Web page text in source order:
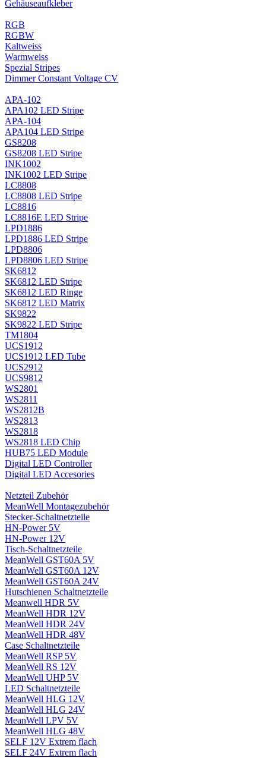
Gehäuseaufkleber
RGB
RGBW
Kaltweiss
Warmweiss
Spezial Stripes
Dimmer Constant Voltage CV
APA-102
APA102 LED Stripe
APA-104
APA104 LED Stripe
GS8208
GS8208 LED Stripe
INK1002
INK1002 LED Stripe
LC8808
LC8808 LED Stripe
LC8816
LC8816E LED Stripe
LPD1886
LPD1886 LED Stripe
LPD8806
LPD8806 LED Stripe
SK6812
SK6812 LED Stripe
SK6812 LED Ringe
SK6812 LED Matrix
SK9822
SK9822 LED Stripe
TM1804
UCS1912
UCS1912 LED Tube
UCS2912
UCS9812
WS2801
WS2811
WS2812B
WS2813
WS2818
WS2818 LED Chip
HUB75 LED Module
Digital LED Controller
Digital LED Accesories
Netzteil Zubehör
MeanWell Montagezubehör
Stecker-Schaltnetzteile
HN-Power 5V
HN-Power 12V
Tisch-Schaltnetzteile
MeanWell GST60A 5V
MeanWell GST60A 12V
MeanWell GST60A 24V
Hutschienen Schaltnetzteile
Meanwell HDR 5V
MeanWell HDR 12V
MeanWell HDR 24V
MeanWell HDR 48V
Case Schaltnetzteile
MeanWell RSP 5V
MeanWell RS 12V
MeanWell UHP 5V
LED Schaltnetzteile
MeanWell HLG 12V
MeanWell HLG 24V
MeanWell LPV 5V
MeanWell HLG 48V
SELF 12V Extrem flach
SELF 24V Extrem flach